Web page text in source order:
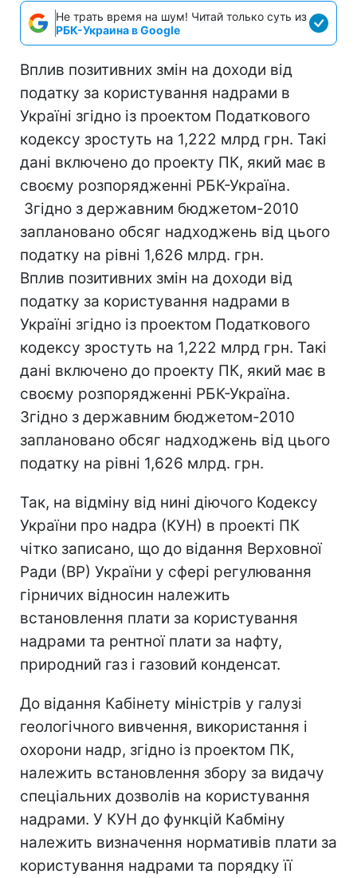
Не трать время на шум! Читай только суть из
РБК-Украина в Google
Вплив позитивних змін на доходи від
податку за користування надрами в
Україні згідно із проектом Податкового
кодексу зростуть на 1,222 млрд грн. Такі
дані включено до проекту ПК, який має в
своєму розпорядженні РБК-Україна.
Згідно з державним бюджетом-2010
заплановано обсяг надходжень від цього
податку на рівні 1,626 млрд. грн.
Вплив позитивних змін на доходи від
податку за користування надрами в
Україні згідно із проектом Податкового
кодексу зростуть на 1,222 млрд грн. Такі
дані включено до проекту ПК, який має в
своєму розпорядженні РБК-Україна.
Згідно з державним бюджетом-2010
заплановано обсяг надходжень від цього
податку на рівні 1,626 млрд. грн.
Так, на відміну від нині діючого Кодексу
України про надра (КУН) в проекті ПК
чітко записано, що до відання Верховної
Ради (ВР) України у сфері регулювання
гірничих відносин належить
встановлення плати за користування
надрами та рентної плати за нафту,
природний газ і газовий конденсат.
До відання Кабінету міністрів у галузі
геологічного вивчення, використання і
охорони надр, згідно із проектом ПК,
належить встановлення збору за видачу
спеціальних дозволів на користування
надрами. У КУН до функцій Кабміну
належить визначення нормативів плати за
користування надрами та порядку її